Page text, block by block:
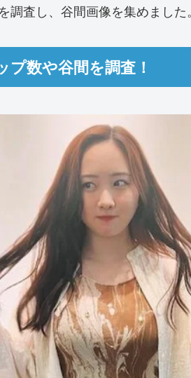
査し、谷間画像を集めました。
プ数や谷間を調査！